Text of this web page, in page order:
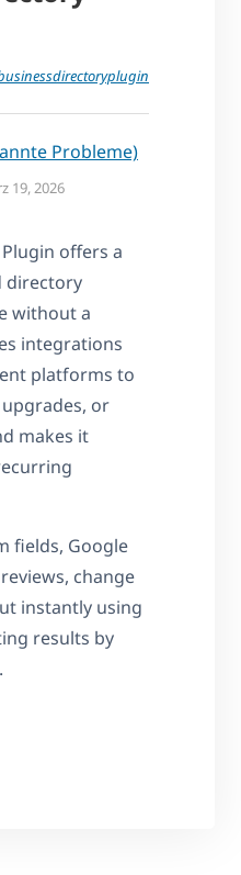
Probleme)
19, 2026
offers a
directory
without a
integrations
platforms to
or
makes it
fields, Google
change
instantly using
results by